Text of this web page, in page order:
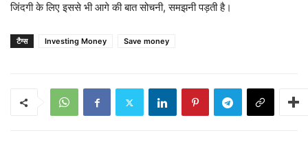
जिंदगी के लिए इससे भी आगे की बात सोचनी, समझनी पड़ती है।
टैग्स Investing Money Save money